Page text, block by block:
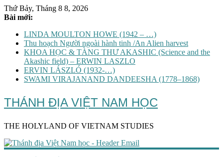
Thứ Bảy, Tháng 8 8, 2026
Bài mới:
LINDA MOULTON HOWE (1942 – …)
Thu hoạch Người ngoài hành tinh /An Alien harvest
KHOA HỌC & TÀNG THƯ AKASHIC (Science and the
Akashic field) – ERWIN LASZLO
ERVIN LÁSZLÓ (1932-…)
SWAMI VIRAJANAND DANDEESHA (1778–1868)
THÁNH ĐỊA VIỆT NAM HỌC
THE HOLYLAND OF VIETNAM STUDIES